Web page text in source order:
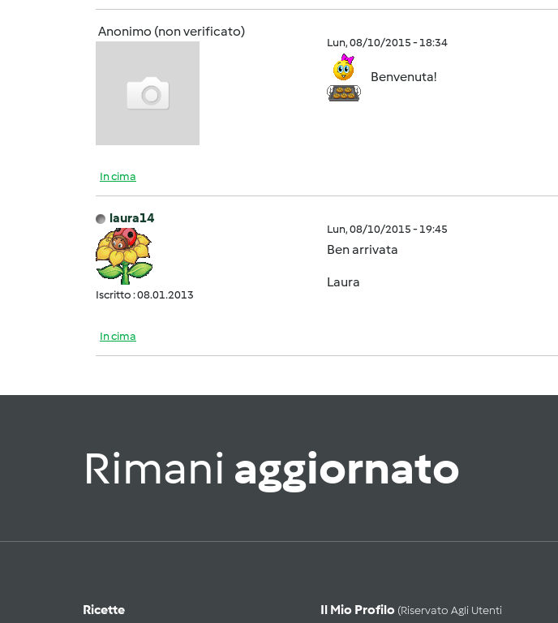
Anonimo (non verificato)
Lun, 08/10/2015 - 18:34
Benvenuta!
In cima
laura14
Iscritto : 08.01.2013
Lun, 08/10/2015 - 19:45
Ben arrivata
Laura
In cima
Rimani aggiornato
Ricette Il Mio Profilo (riservato Agli Utenti